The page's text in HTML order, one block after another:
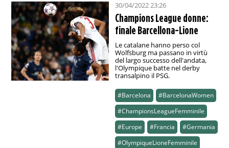
30/04/2022 23:26
Champions League donne:
finale Barcellona-Lione
Le catalane hanno perso col
Wolfsburg ma passano in virtù
del largo successo dell'andata,
l'Olympique batte nel derby
transalpino il PSG.
#Barcelona
#BarcelonaWomen
#ChampionsLeagueFemminile
#Europe
#Francia
#Germania
#OlympiqueLioneFemminile